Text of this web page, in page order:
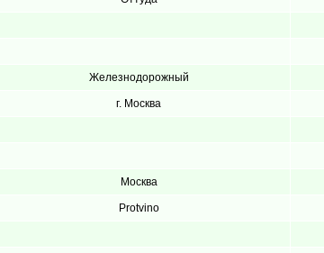
Железнодорожный
г. Москва
Москва
Protvino